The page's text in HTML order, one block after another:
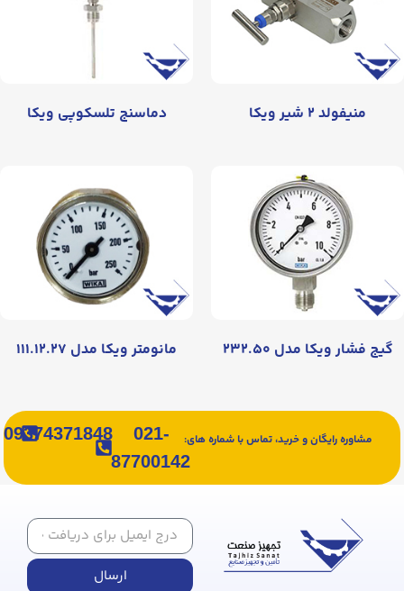
منیفولد ۲ شیر ویکا دماسنج تلسکوپی ویکا
گیج فشار ویکا مدل ۲۳۲.۵۰ مانومتر ویکا مدل ۱۱۱.۱۲.۲۷
مشاوره رایگان و خرید، تماس با شماره های:
021-
87700142
09374371848
ارسال